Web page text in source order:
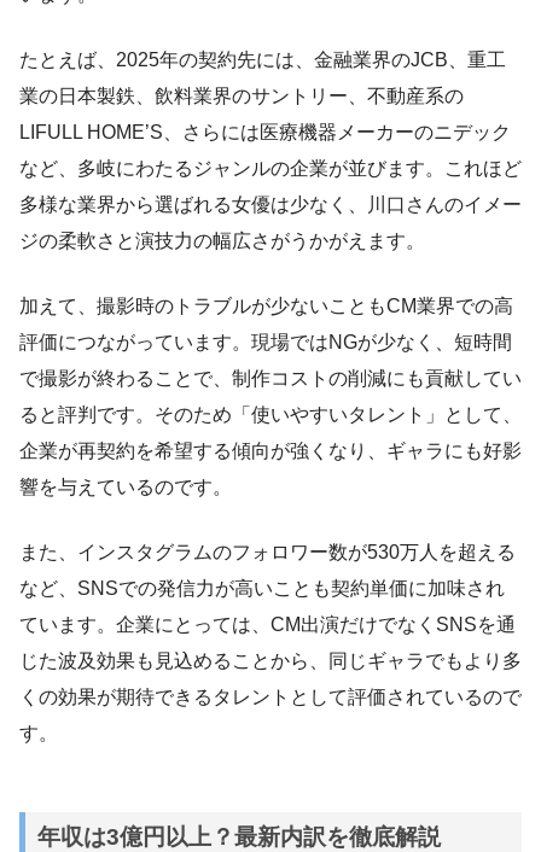
たとえば、2025年の契約先には、金融業界のJCB、重工
業の日本製鉄、飲料業界のサントリー、不動産系の
LIFULL HOME’S、さらには医療機器メーカーのニデック
など、多岐にわたるジャンルの企業が並びます。これほど
多様な業界から選ばれる女優は少なく、川口さんのイメー
ジの柔軟さと演技力の幅広さがうかがえます。
加えて、撮影時のトラブルが少ないこともCM業界での高
評価につながっています。現場ではNGが少なく、短時間
で撮影が終わることで、制作コストの削減にも貢献してい
ると評判です。そのため「使いやすいタレント」として、
企業が再契約を希望する傾向が強くなり、ギャラにも好影
響を与えているのです。
また、インスタグラムのフォロワー数が530万人を超える
など、SNSでの発信力が高いことも契約単価に加味され
ています。企業にとっては、CM出演だけでなくSNSを通
じた波及効果も見込めることから、同じギャラでもより多
くの効果が期待できるタレントとして評価されているので
す。
年収は3億円以上？最新内訳を徹底解説